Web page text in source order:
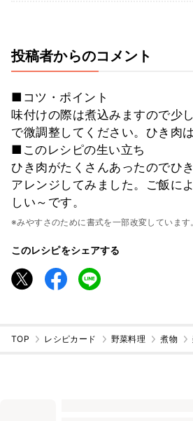
投稿者からのコメント
■コツ・ポイント
味付けの際は煮込みますので少
で微調整してください。ひき肉
■このレシピの生い立ち
ひき肉がたくさんあったのでひ
アレンジしてみました。ご飯に
しい～です。
※みやすさのために書式を一部改変しています
このレシピをシェアする
TOP レシピカード 野菜料理 煮物